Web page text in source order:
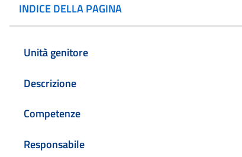
INDICE DELLA PAGINA
Unità genitore
Descrizione
Competenze
Responsabile